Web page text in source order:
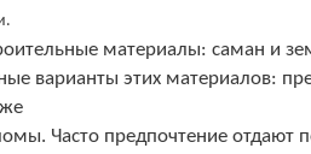
материалы: саман и
варианты этих материалов:
Часто предпочтение отдают